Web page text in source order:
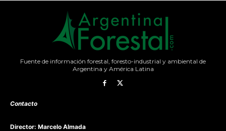
Fuente de información forestal, foresto-industrial y ambiental de
Argentina y América Latina
Contacto
Director: Marcelo Almada